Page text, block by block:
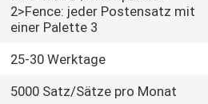
2>Fence: jeder Postensatz mit
einer Palette 3
25-30 Werktage
5000 Satz/Sätze pro Monat